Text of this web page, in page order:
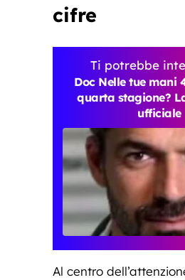
cifre
Ti potrebbe
Doc Nelle tue mani
quarta stagione?
ufficiale
Al centro